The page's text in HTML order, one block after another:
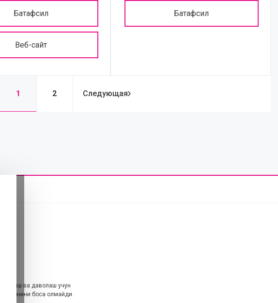
Батафсил
Веб-сайт
Батафсил
1 2 Следующая
қилиш ва даволаш учун
ўрнини боса олмайди.